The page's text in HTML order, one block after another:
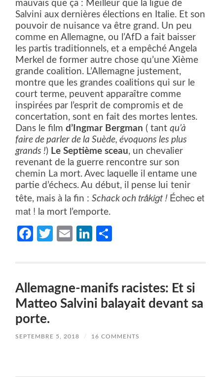
mauvais que ça : Meilleur que la ligue de
Salvini aux dernières élections en Italie. Et son
pouvoir de nuisance va être grand. Un peu
comme en Allemagne, ou l’AfD a fait baisser
les partis traditionnels, et a empêché Angela
Merkel de former autre chose qu’une Xième
grande coalition. L’Allemagne justement,
montre que les grandes coalitions qui sur le
court terme, peuvent apparaître comme
inspirées par l’esprit de compromis et de
concertation, sont en faitdes mortes lentes.
Dans le filmd’Ingmar Bergman ( tantqu’à
faire de parler de la Suède, évoquons les plus
grands !) Le Septième sceau, un chevalier
revenant de la guerre rencontre sur son
chemin La mort. Avec laquelle il entame une
partie d’échecs. Au début, il pense lui tenir
tête, mais à la fin :Schack och tråkigt !Échec et
mat ! la mort l’emporte.
Facebook
Twitter
EmailLinkedIn
Allemagne-manifs racistes: Et si
Matteo Salvini balayait devant sa
porte.
SEPTEMBRE 5, 2018 / 16 COMMENTS